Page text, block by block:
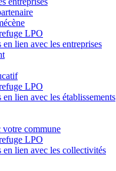
LPO
en lien avec les entreprises
LPO
en lien avec les établissements
commune
LPO
en lien avec les collectivités